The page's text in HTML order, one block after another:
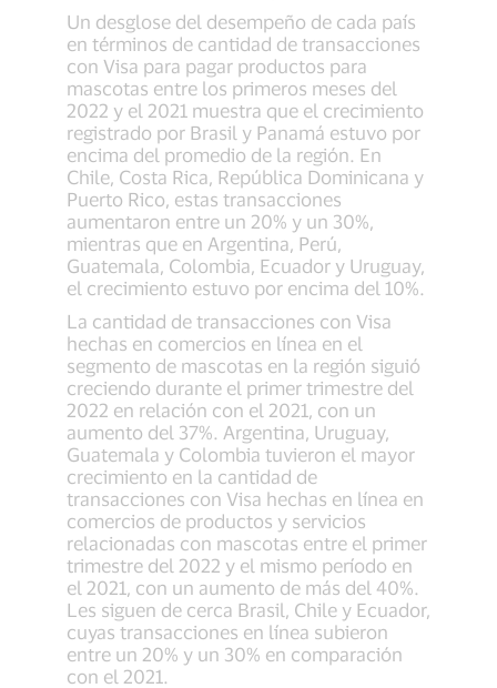
Un desglose del desempeño de cada país
en términos de cantidad de transacciones
con Visa para pagar productos para
mascotas entre los primeros meses del
2022 y el 2021 muestra que el crecimiento
registrado por Brasil y Panamá estuvo por
encima del promedio de la región. En
Chile, Costa Rica, República Dominicana y
Puerto Rico, estas transacciones
aumentaron entre un 20% y un 30%,
mientras que en Argentina, Perú,
Guatemala, Colombia, Ecuador y Uruguay,
el crecimiento estuvo por encima del 10%.
La cantidad de transacciones con Visa
hechas en comercios en línea en el
segmento de mascotas en la región siguió
creciendo durante el primer trimestre del
2022 en relación con el 2021, con un
aumento del 37%. Argentina, Uruguay,
Guatemala y Colombia tuvieron el mayor
crecimiento en la cantidad de
transacciones con Visa hechas en línea en
comercios de productos y servicios
relacionadas con mascotas entre el primer
trimestre del 2022 y el mismo período en
el 2021, con un aumento de más del 40%.
Les siguen de cerca Brasil, Chile y Ecuador,
cuyas transacciones en línea subieron
entre un 20% y un 30% en comparación
con el 2021.